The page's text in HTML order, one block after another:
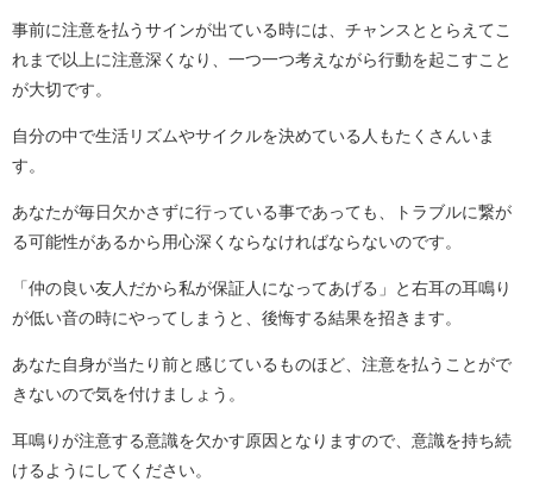
事前に注意を払うサインが出ている時には、チャンスととらえてこ
れまで以上に注意深くなり、一つ一つ考えながら行動を起こすこと
が大切です。
自分の中で生活リズムやサイクルを決めている人もたくさんいま
す。
あなたが毎日欠かさずに行っている事であっても、トラブルに繋が
る可能性があるから用心深くならなければならないのです。
「仲の良い友人だから私が保証人になってあげる」と右耳の耳鳴り
が低い音の時にやってしまうと、後悔する結果を招きます。
あなた自身が当たり前と感じているものほど、注意を払うことがで
きないので気を付けましょう。
耳鳴りが注意する意識を欠かす原因となりますので、意識を持ち続
けるようにしてください。